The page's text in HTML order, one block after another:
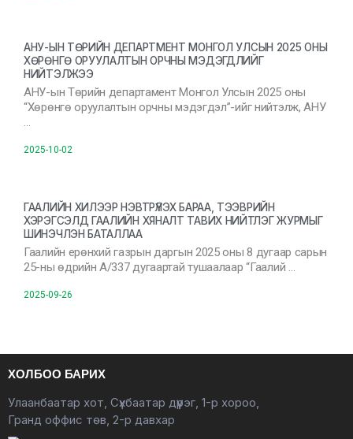
АНУ-ЫН ТӨРИЙН ДЕПАРТМЕНТ МОНГОЛ УЛСЫН 2025 ОНЫ
ХӨРӨНГӨ ОРУУЛАЛТЫН ОРЧНЫ МЭДЭГДЛИЙГ
НИЙТЭЛЖЭЭ
АНУ-ын Төрийн департамент Монгол Улсын 2025 оны
“Хөрөнгө оруулалтын орчны мэдэгдэл”-ийг нийтэлж, АНУ
…
2025-10-02
ГААЛИЙН ХИЛЭЭР НЭВТРҮҮЛЭХ БАРАА, ТЭЭВРИЙН
ХЭРЭГСЭЛД ГААЛИЙН ХЯНАЛТ ТАВИХ НИЙТЛЭГ ЖУРМЫГ
ШИНЭЧЛЭН БАТАЛЛАА
Гаалийн ерөнхий газрын даргын 2025 оны 8 дугаар сарын
25-ны өдрийн А/337 дугаартай тушаалаар “Гаалий …
2025-09-26
ХОЛБОО БАРИХ
Улаанбаатар хот, Сүхбаатар дүүрэг, 1-р хороо,
Гранд оффис төв, 2-р давхар